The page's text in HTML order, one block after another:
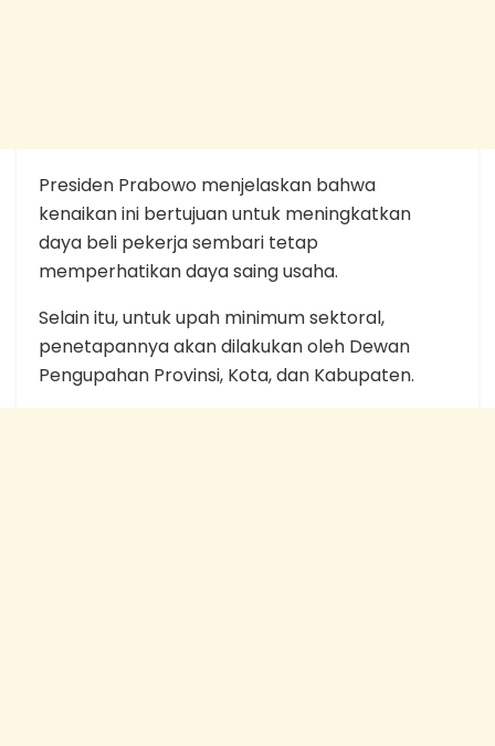
Presiden Prabowo menjelaskan bahwa
kenaikan ini bertujuan untuk meningkatkan
daya beli pekerja sembari tetap
memperhatikan daya saing usaha.
Selain itu, untuk upah minimum sektoral,
penetapannya akan dilakukan oleh Dewan
Pengupahan Provinsi, Kota, dan Kabupaten.